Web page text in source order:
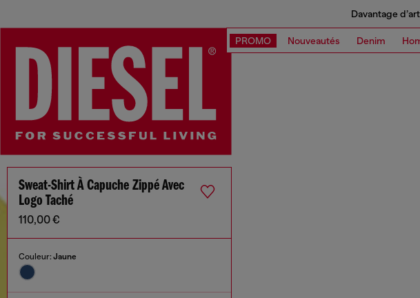
Davantage
PROMO Nouveautés Denim
Sweat-Shirt À Capuche Zippé Avec
Logo Taché
110,00 €
Couleur: Jaune